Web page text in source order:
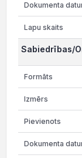
Sabiedrības/